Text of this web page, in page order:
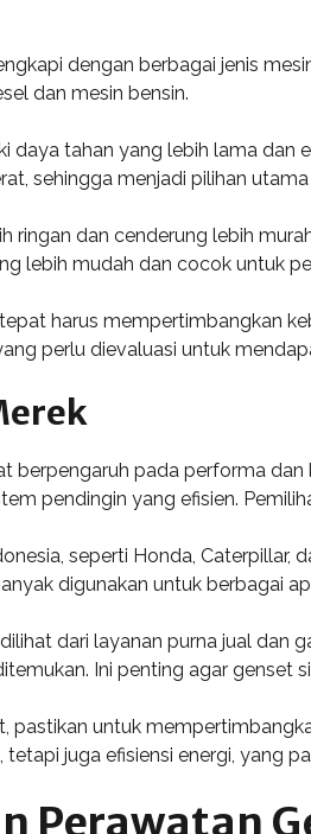
dengan berbagai jenis
dan mesin bensin.
daya tahan yang lebih lama dan
sehingga menjadi pilihan
ringan dan cenderung lebih
lebih mudah dan cocok untuk
harus mempertimbangkan
perlu dievaluasi untuk
berpengaruh pada performa
pendingin yang efisien.
seperti Honda, Caterpillar,
digunakan untuk berbagai
dari layanan purna jual dan
Ini penting agar genset
pastikan untuk
juga efisiensi energi, yang
Perawatan